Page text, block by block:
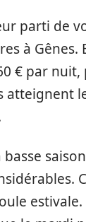
parti de
à Gênes.
€ par
atteignent